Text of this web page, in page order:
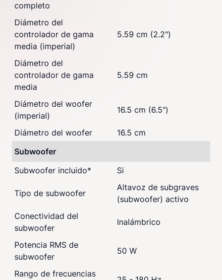
completo
Diámetro del
controlador de gama
media (imperial)
5.59 cm (2.2")
Diámetro del
controlador de gama
media
5.59 cm
Diámetro del woofer
(imperial)
16.5 cm (6.5")
Diámetro del woofer
16.5 cm
Subwoofer
Subwoofer incluido* Si
Tipo de subwoofer
Altavoz de subgraves
(subwoofer) activo
Conectividad del
subwoofer
Inalámbrico
Potencia RMS de
subwoofer
50 W
Rango de frecuencias